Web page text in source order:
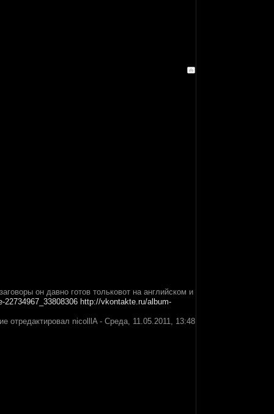
он давно готов тольковот на английском и
22734967_33808306 http://vkontakte.ru/album-
отредактировал nicolllA- Среда, 11.05.2011, 13:48